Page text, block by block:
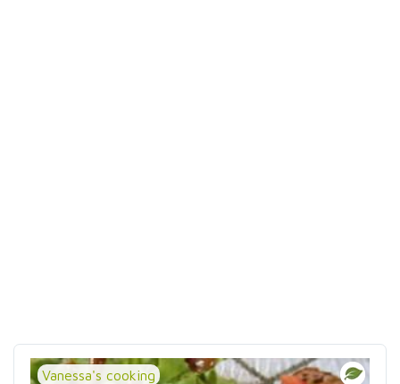
Vanessa's cooking